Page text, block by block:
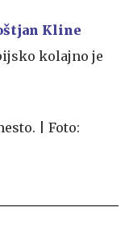
Kline
kolajno je